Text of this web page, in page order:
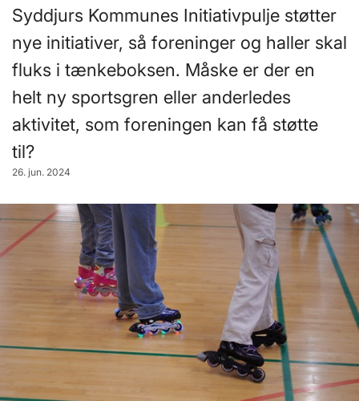
Syddjurs Kommunes Initiativpulje støtter
nye initiativer, så foreninger og haller skal
fluks i tænkeboksen. Måske er der en
helt ny sportsgren eller anderledes
aktivitet, som foreningen kan få støtte
til?
26. jun. 2024